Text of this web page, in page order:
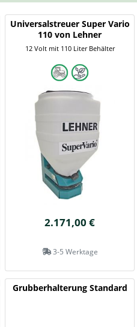
Universalstreuer Super Vario
110 von Lehner
12 Volt mit 110 Liter Behälter
2.171,00 €
3-5 Werktage
Grubberhalterung Standard